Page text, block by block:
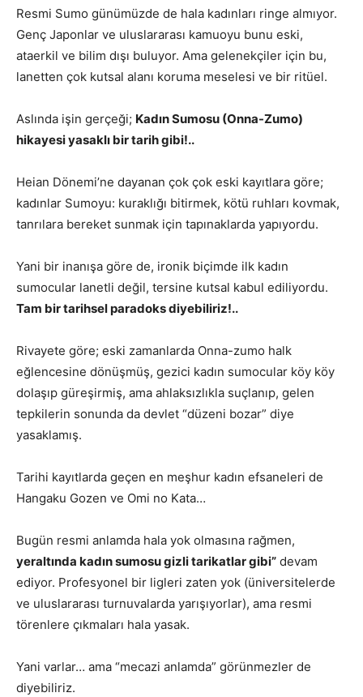
Resmi Sumo günümüzde de hala kadınları ringe almıyor.
Genç Japonlar ve uluslararası kamuoyu bunu eski,
ataerkil ve bilim dışı buluyor. Ama gelenekçiler için bu,
lanetten çok kutsal alanı koruma meselesi ve bir ritüel.
Aslında işin gerçeği; Kadın Sumosu (Onna-Zumo)
hikayesi yasaklı bir tarih gibi!..
Heian Dönemi’ne dayanan çok çok eski kayıtlara göre;
kadınlar Sumoyu: kuraklığı bitirmek, kötü ruhları kovmak,
tanrılara bereket sunmak için tapınaklarda yapıyordu.
Yani bir inanışa göre de, ironik biçimde ilk kadın
sumocular lanetli değil, tersine kutsal kabul ediliyordu.
Tam bir tarihsel paradoks diyebiliriz!..
Rivayete göre; eski zamanlarda Onna-zumo halk
eğlencesine dönüşmüş, gezici kadın sumocular köy köy
dolaşıp güreşirmiş, ama ahlaksızlıkla suçlanıp, gelen
tepkilerin sonunda da devlet “düzeni bozar” diye
yasaklamış.
Tarihi kayıtlarda geçen en meşhur kadın efsaneleri de
Hangaku Gozen ve Omi no Kata…
Bugün resmi anlamda hala yok olmasına rağmen,
yeraltında kadın sumosu gizli tarikatlar gibi” devam
ediyor. Profesyonel bir ligleri zaten yok (üniversitelerde
ve uluslararası turnuvalarda yarışıyorlar), ama resmi
törenlere çıkmaları hala yasak.
Yani varlar… ama “mecazi anlamda” görünmezler de
diyebiliriz.